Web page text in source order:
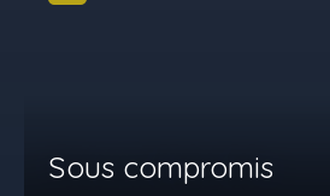
Sous compromis